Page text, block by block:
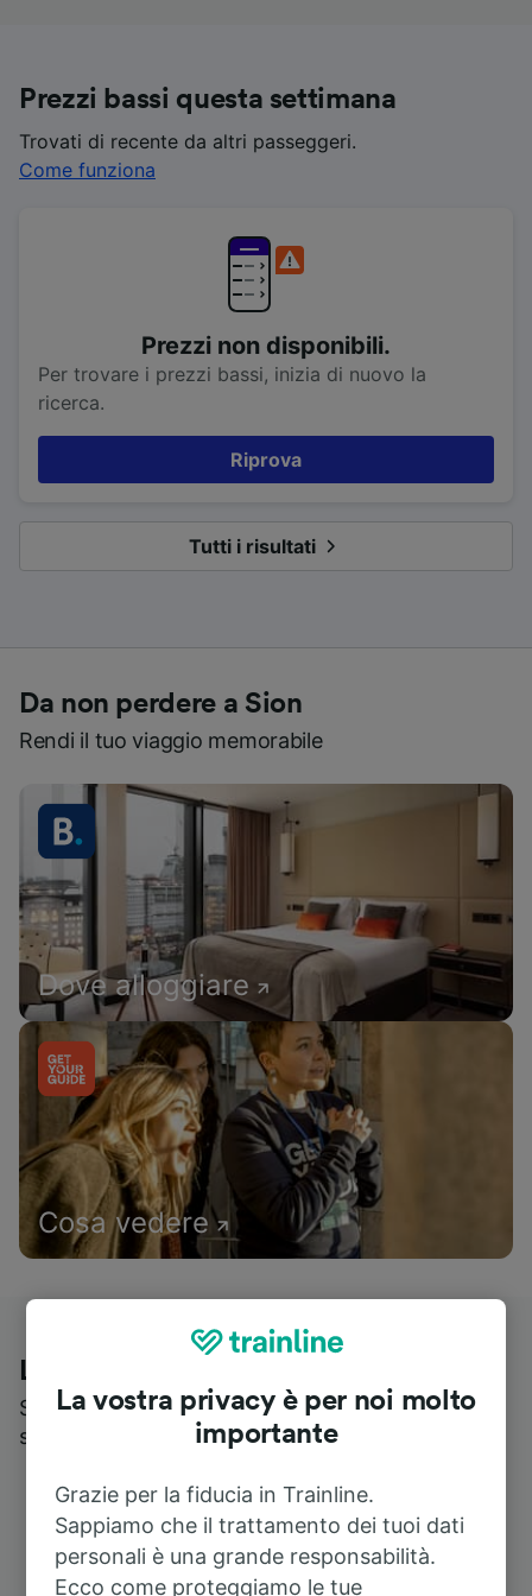
Prezzi bassi questa settimana
Trovati di recente da altri passeggeri.
Come funziona
Prezzi non disponibili.
Per trovare i prezzi bassi, inizia di nuovo la
ricerca.
Riprova
Tutti i risultati
Da non perdere a Sion
Rendi il tuo viaggio memorabile
Dove alloggiare
Cosa vedere
Le recensioni dei nostri viaggiatori
Scopri cosa pensa realmente chi utilizza i nostri
servizi
La vostra privacy è per noi molto
importante
Grazie per la fiducia in Trainline.
Sappiamo che il trattamento dei tuoi dati
personali è una grande responsabilità.
Ecco come proteggiamo le tue